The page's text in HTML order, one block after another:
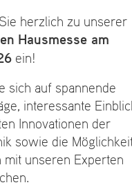
herzlich zu unserer
Hausmesse am
ein!
sich auf spannende
interessante
Innovationen der
sowie die
mit unseren Experten